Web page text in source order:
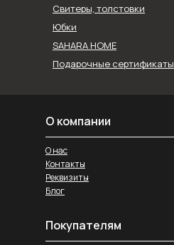
Юбки
SAHARA HOME
Свитеры, толстовки
Подарочные сертификаты
О компании
Реквизиты
Блог
О нас
Контакты
Покупателям